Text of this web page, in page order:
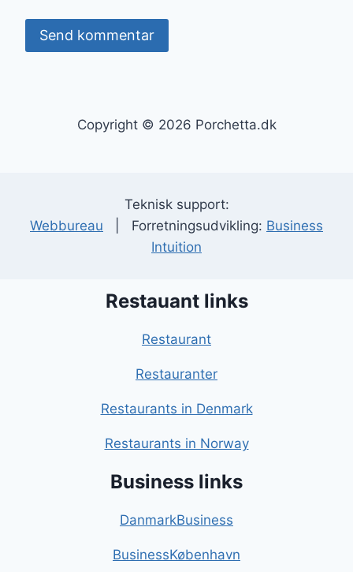
Copyright © 2026 Porchetta.dk
Teknisk support:
Webbureau | Forretningsudvikling: Business
Intuition
Restauant links
Restaurant
Restauranter
Restaurants in Denmark
Restaurants in Norway
Business links
DanmarkBusiness
BusinessKøbenhavn